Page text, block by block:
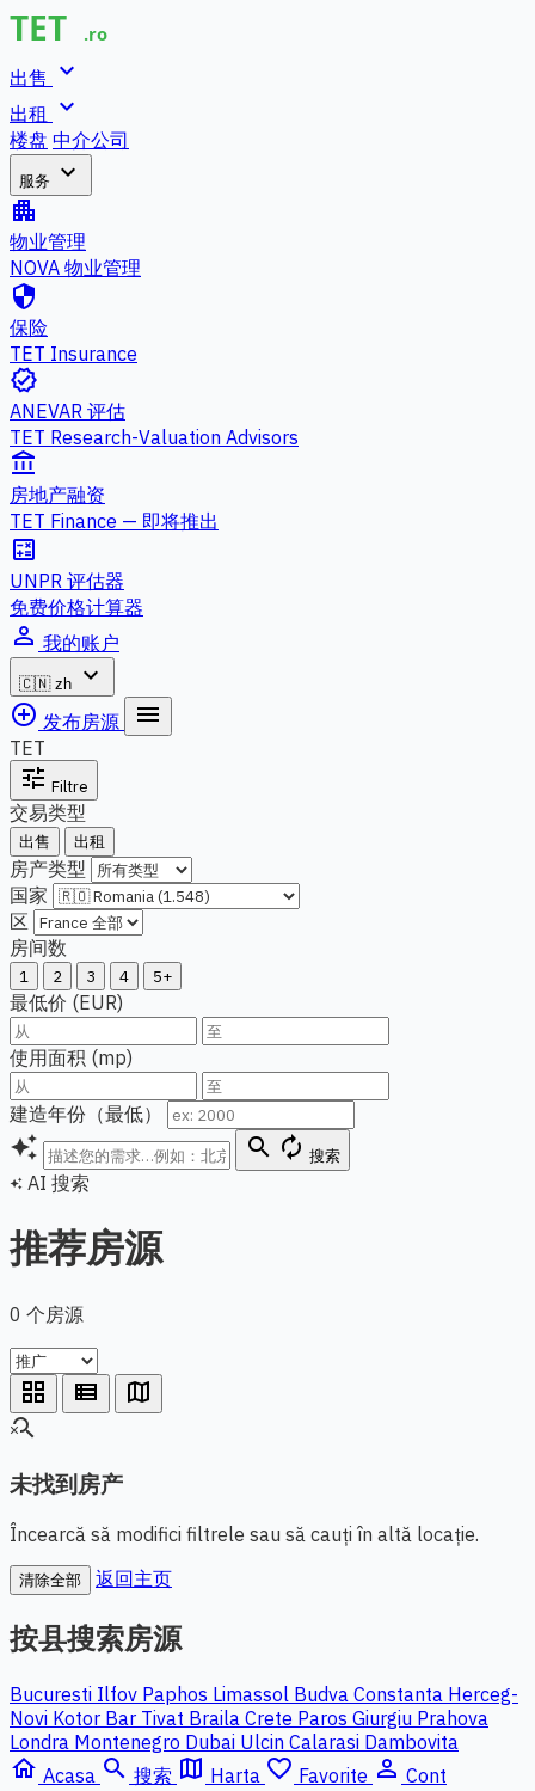
出售 expand_more
出租 expand_more
楼盘 中介公司
服务 expand_more
apartment
物业管理
NOVA 物业管理
security
保险
TET Insurance
verified
ANEVAR 评估
TET Research-Valuation Advisors
account_balance
房地产融资
TET Finance — 即将推出
calculate
UNPR 评估器
免费价格计算器
person_outline 我的账户
🇨🇳 zh
expand_more
add_circle_outline 发布房源 menu
TET
tune Filtre
交易类型
出售 出租
房产类型
国家
区
房间数
1 2 3 4 5+
最低价 (EUR)
使用面积 (mp)
建造年份（最低）
auto_awesome search autorenew 搜索
auto_awesome AI 搜索
推荐房源
0 个房源
grid_view view_list
map
search_off
未找到房产
Încearcă să modifici filtrele sau să cauți în altă locație.
清除全部 返回主页
按县搜索房源
Bucuresti Ilfov Paphos Limassol Budva Constanta Herceg-
Novi Kotor Bar Tivat Braila Crete Paros Giurgiu Prahova
Londra Montenegro Dubai Ulcin Calarasi Dambovita
home Acasa search 搜索 map Harta favorite_border Favorite person_outline Cont